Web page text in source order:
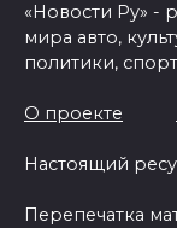
«Новости Ру» -
мира авто,
политики,
О проекте
Настоящий
Перепечатка